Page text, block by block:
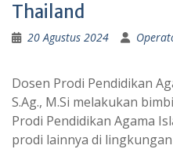
Thailand
20 Agustus 2024
Dosen Prodi Pendidikan
S.Ag., M.Si melakukan
Prodi Pendidikan Agama
prodi lainnya di